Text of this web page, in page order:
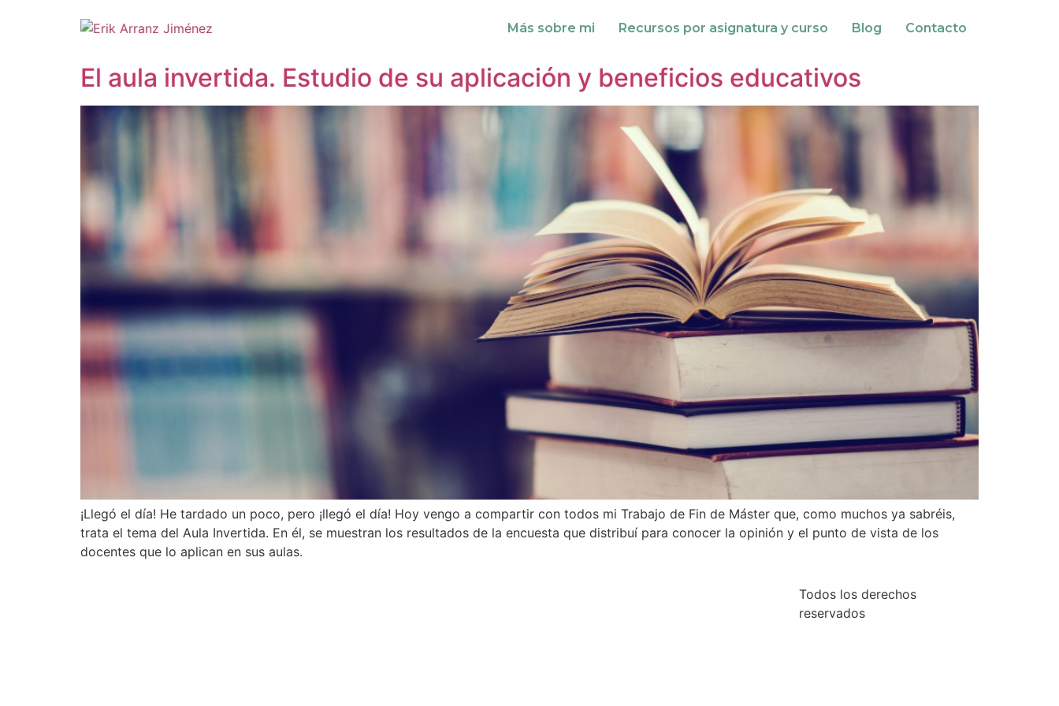
Más sobre mi Recursos por asignatura y curso Blog Contacto
El aula invertida. Estudio de su aplicación y beneficios educativos
¡Llegó el día! He tardado un poco, pero ¡llegó el día! Hoy vengo a compartir con todos mi Trabajo de Fin de Máster que, como muchos ya sabréis,
trata el tema del Aula Invertida. En él, se muestran los resultados de la encuesta que distribuí para conocer la opinión y el punto de vista de los
docentes que lo aplican en sus aulas.
Todos los derechos
reservados